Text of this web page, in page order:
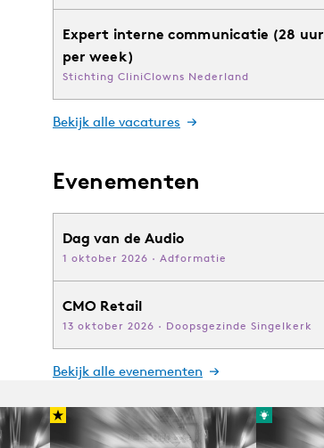
Expert interne communicatie (28 uur
per week)
Stichting CliniClowns Nederland
Bekijk alle vacatures
Evenementen
Dag van de Audio
1 oktober 2026 · Adformatie
CMO Retail
13 oktober 2026 · Doopsgezinde Singelkerk
Bekijk alle evenementen